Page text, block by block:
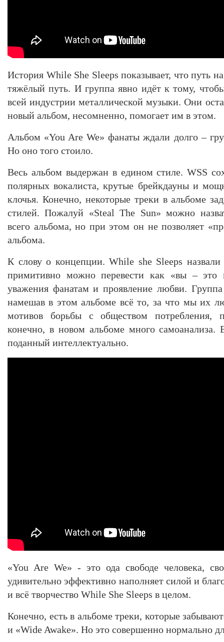
История While She Sleeps показывает, что путь
тяжёлый путь. И группа явно идёт к тому,
всей индустрии металлической музыки. Они
новый альбом, несомненно, помогает им в этом.
Альбом «You Are We» фанаты ждали долго –
Но оно того стоило.
Весь альбом выдержан в едином стиле. WSS
полярных вокалиста, крутые брейкдауны и
клочья. Конечно, некоторые треки в альбоме
стилей. Пожалуй «Steal The Sun» можно
всего альбома, но при этом он не позволяет
альбома.
К слову о концепции. While she Sleeps
примитивно можно перевести как «вы –
уважения фанатам и проявление любви.
намешав в этом альбоме всё то, за что мы их
мотивов борьбы с обществом
конечно, в новом альбоме много самоанализа.
поданный интеллектуально.
«You Are We» - это ода свободе человека,
удивительно эффективно наполняет силой и
и всё творчество While She Sleeps в целом.
Конечно, есть в альбоме треки, которые
и «Wide Awake». Но это совершенно нормально